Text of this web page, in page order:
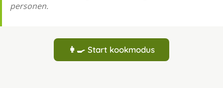
personen.
👩‍🍳 Start kookmodus